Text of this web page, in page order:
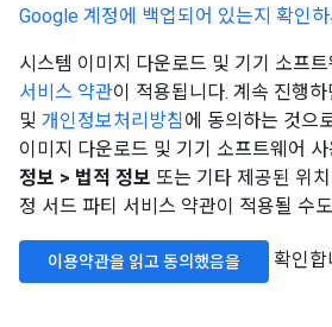
Google 계정에 백업되어 있는지 확인하
시스템 이미지 다운로드 및 기기 소프
서비스 약관이 적용됩니다. 계속 진행하
및 개인정보처리방침에 동의하는 것으
이미지 다운로드 및 기기 소프트웨어
정보 > 법적 정보 또는 기타 제공된 위
정 서드 파티 서비스 약관이 적용될 수
이용약관을 읽고 동의했음을 확인합